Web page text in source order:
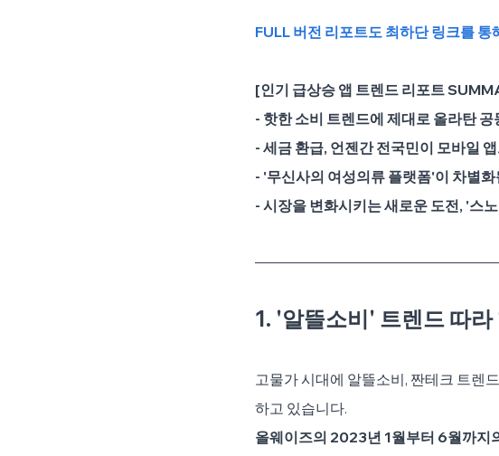
FULL 버전 리포트도 최하단 링크를
[인기 급상승 앱 트렌드 리포트
- 핫한 소비 트렌드에 제대로 올라탄
- 세금 환급, 언젠간 전국민이 모바일
- '무신사의 여성의류 플랫폼'이 차별
- 시장을 변화시키는 새로운 도전, '스
1. '알뜰소비' 트렌드 따
고물가 시대에 알뜰소비, 짠테크 트렌
하고 있습니다.
올웨이즈의 2023년 1월부터 6월까지